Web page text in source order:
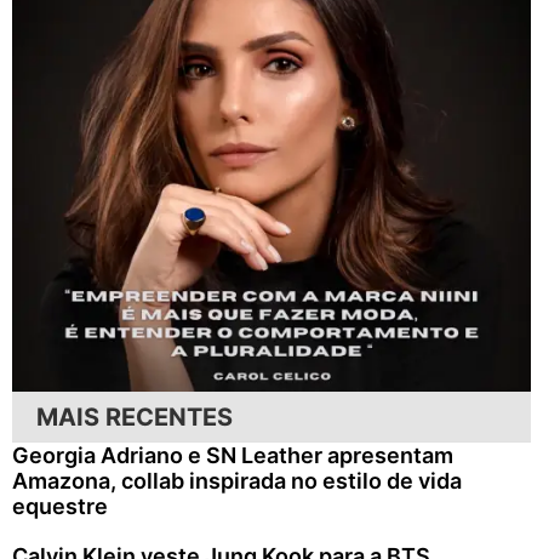
MAIS RECENTES
Georgia Adriano e SN Leather apresentam
Amazona, collab inspirada no estilo de vida
equestre